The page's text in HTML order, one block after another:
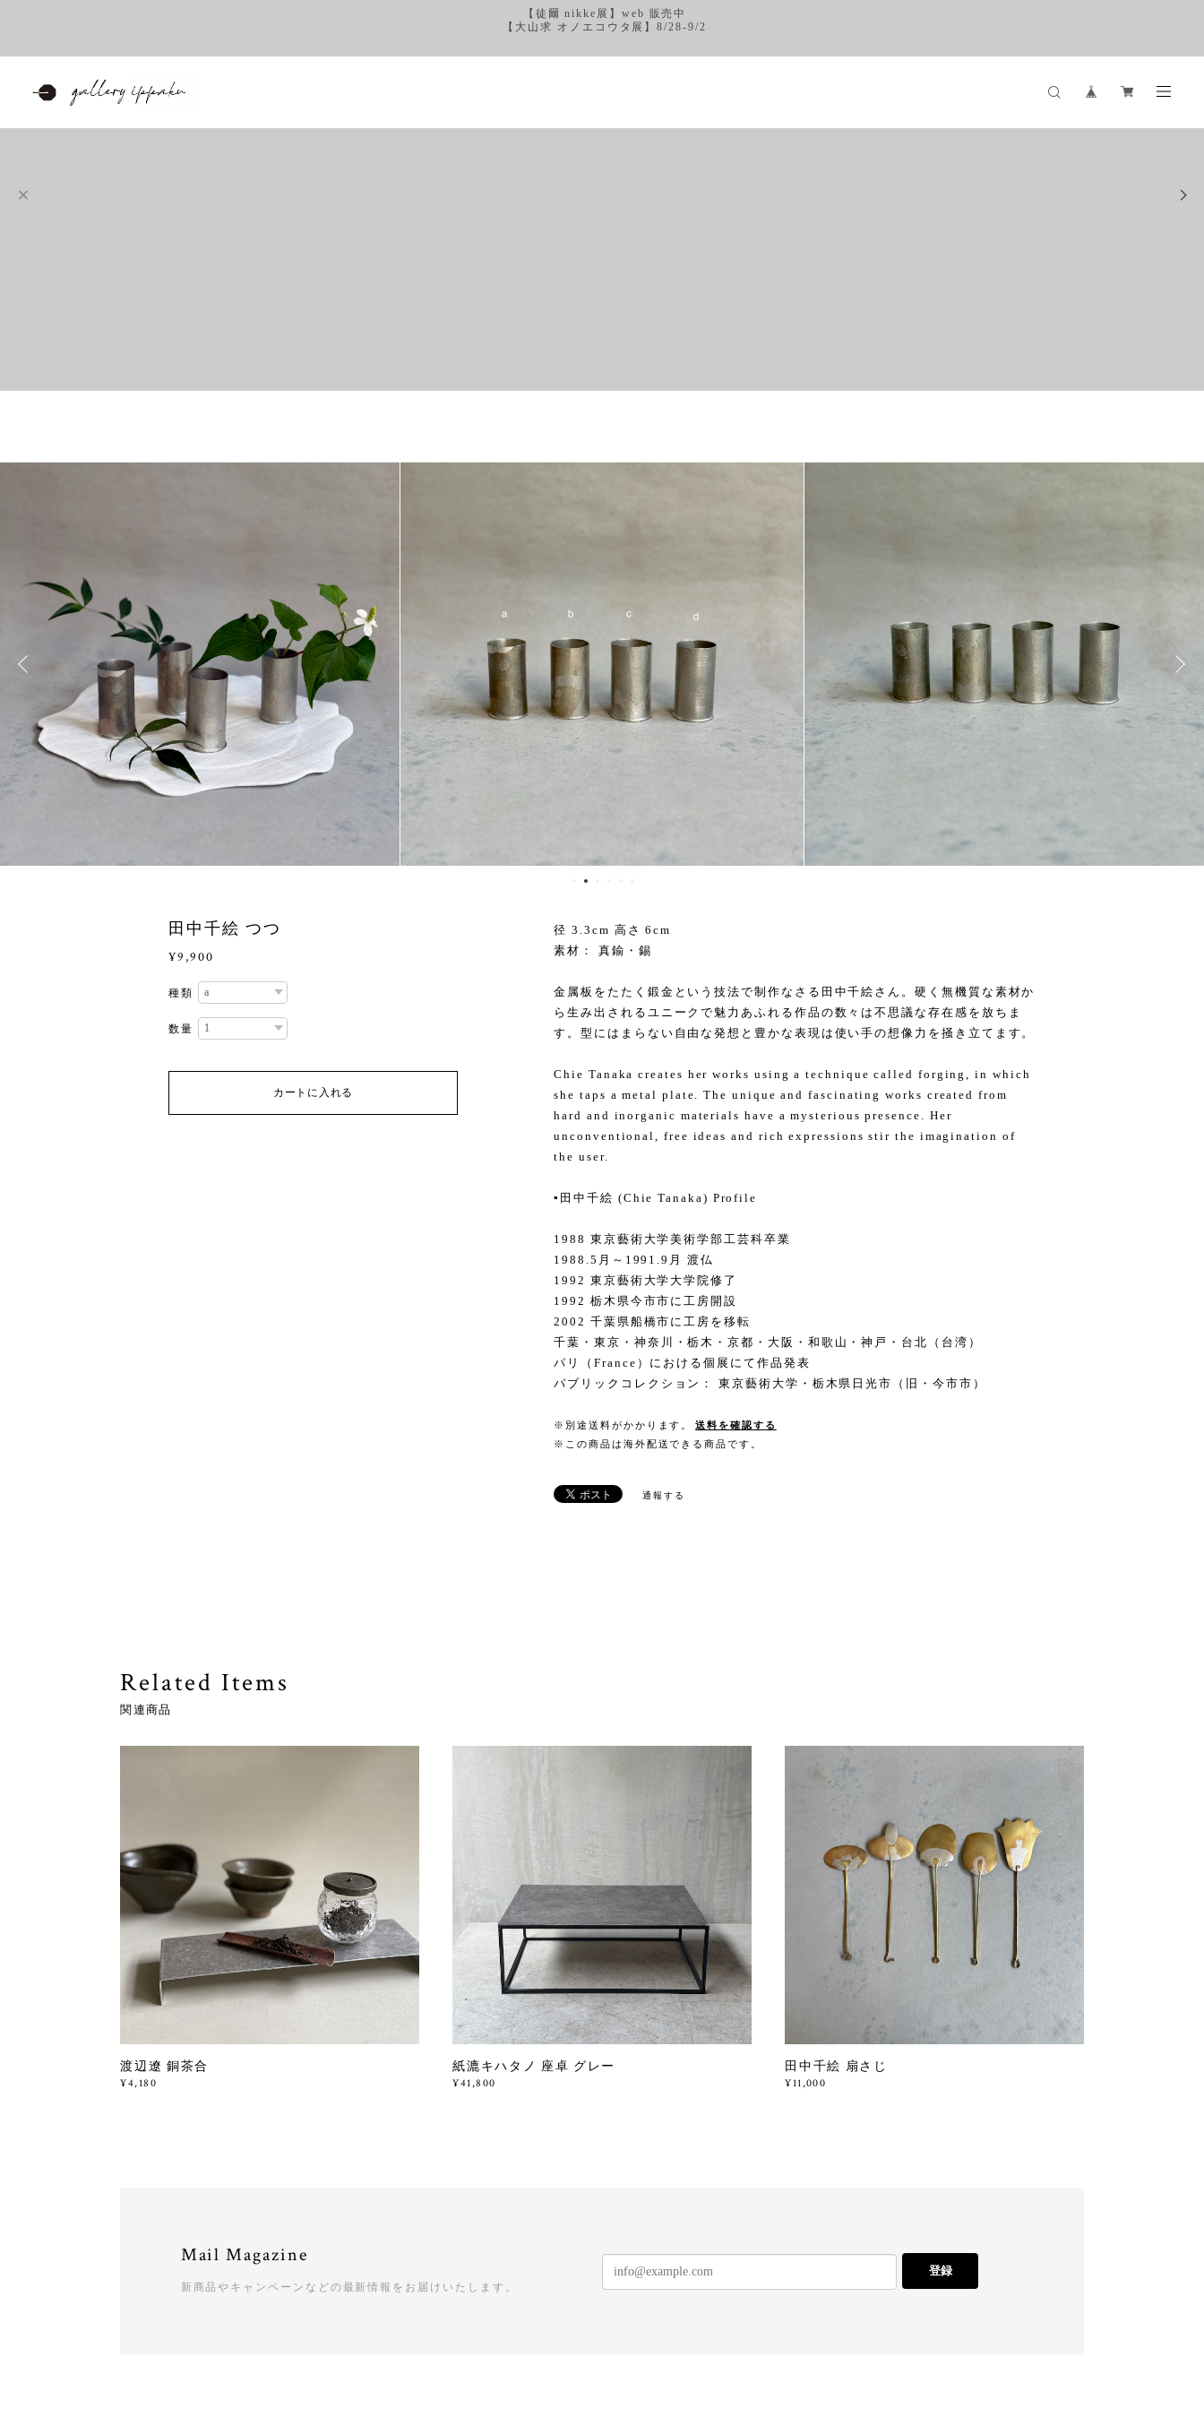
【徒爾 nikke展】web 販売中
【大山求 オノエコウタ展】8/28-9/2
田中千絵 つつ
¥9,900
種類
数量
カートに入れる
径 3.3cm 高さ 6cm
素材： 真鍮・錫
金属板をたたく鍛金という技法で制作なさる田中千絵さん。硬く無機質な素材か
ら生み出されるユニークで魅力あふれる作品の数々は不思議な存在感を放ちま
す。型にはまらない自由な発想と豊かな表現は使い手の想像力を掻き立てます。
Chie Tanaka creates her works using a technique called forging, in which
she taps a metal plate. The unique and fascinating works created from
hard and inorganic materials have a mysterious presence. Her
unconventional, free ideas and rich expressions stir the imagination of
the user.
▪️田中千絵 (Chie Tanaka) Profile
1988 東京藝術大学美術学部工芸科卒業
1988.5月～1991.9月 渡仏
1992 東京藝術大学大学院修了
1992 栃木県今市市に工房開設
2002 千葉県船橋市に工房を移転
千葉・東京・神奈川・栃木・京都・大阪・和歌山・神戸・台北（台湾）
パリ（France）における個展にて作品発表
パブリックコレクション： 東京藝術大学・栃木県日光市（旧・今市市）
※別途送料がかかります。
送料を確認する
※この商品は海外配送できる商品です。
通報する
Related Items
関連商品
渡辺遼 銅茶合
¥4,180
紙漉キハタノ 座卓 グレー
¥41,800
田中千絵 扇さじ
¥11,000
Mail Magazine
新商品やキャンペーンなどの最新情報をお届けいたします。
登録